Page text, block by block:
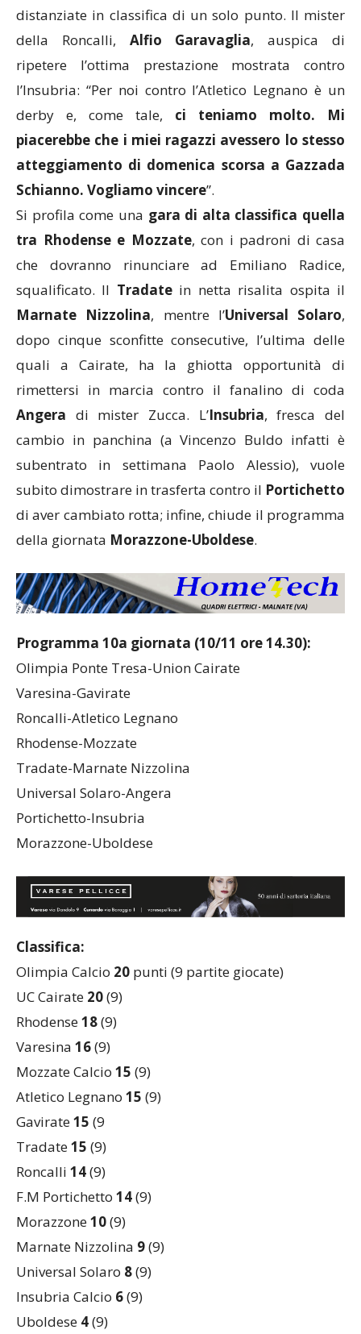
distanziate in classifica di un solo punto. Il mister
della Roncalli, Alfio Garavaglia, auspica di
ripetere l’ottima prestazione mostrata contro
l’Insubria: “Per noi contro l’Atletico Legnano è un
derby e, come tale, ci teniamo molto. Mi
piacerebbe che i miei ragazzi avessero lo stesso
atteggiamento di domenica scorsa a Gazzada
Schianno. Vogliamo vincere”.
Si profila come una gara di alta classifica quella
tra Rhodense e Mozzate, con i padroni di casa
che dovranno rinunciare ad Emiliano Radice,
squalificato. Il Tradatein netta risalita ospita il
Marnate Nizzolina, mentre l’Universal Solaro,
dopo cinque sconfitte consecutive, l’ultima delle
quali a Cairate, ha la ghiotta opportunità di
rimettersi in marcia contro il fanalino di coda
Angera di mister Zucca. L’Insubria, fresca del
cambio in panchina (a Vincenzo Buldo infatti è
subentrato in settimana Paolo Alessio), vuole
subito dimostrare in trasferta contro il Portichetto
di aver cambiato rotta; infine, chiude il programma
della giornata Morazzone-Uboldese.
Classifica:
Olimpia Calcio20
UC Cairate20(9)
Rhodense18(9)
Varesina16(9)
Mozzate Calcio15(9)
Atletico Legnano
Gavirate15 (9
Tradate 15(9)
Roncalli14(9)
F.M Portichetto14
Morazzone10(9)
Marnate Nizzolina9(9)
Universal Solaro8(9)
Insubria Calcio